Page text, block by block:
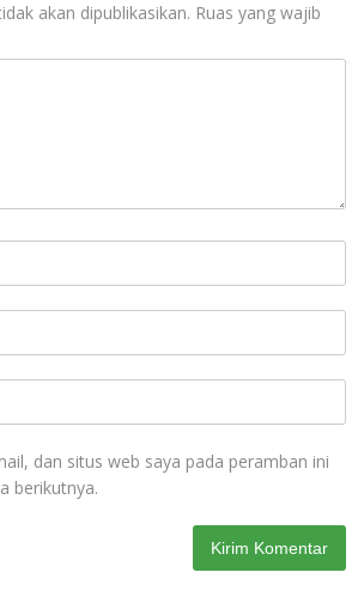
akan dipublikasikan. Ruas yang wajib
dan situs web saya pada peramban ini
berikutnya.